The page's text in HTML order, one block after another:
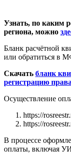
Узнать, по каким
региона, можно
Бланк расчётной
или обратиться в
Скачать бланк
регистрацию
Осуществление
https://
https://
В процессе
оплаты, включая